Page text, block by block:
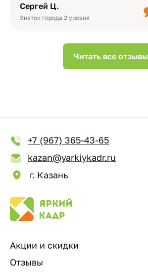
Сергей Ц.
Знаток города 2 уровня
Читать все отзывы
+7 (967) 365-43-65
kazan@yarkiykadr.ru
г. Казань
Акции и скидки
Отзывы